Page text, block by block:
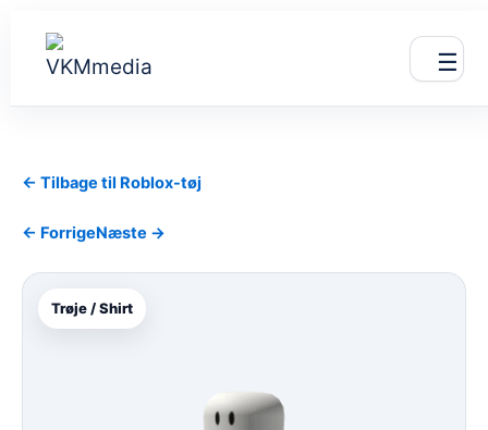
indholdet
☰
← Tilbage til Roblox-tøj
← ForrigeNæste →
Trøje / Shirt